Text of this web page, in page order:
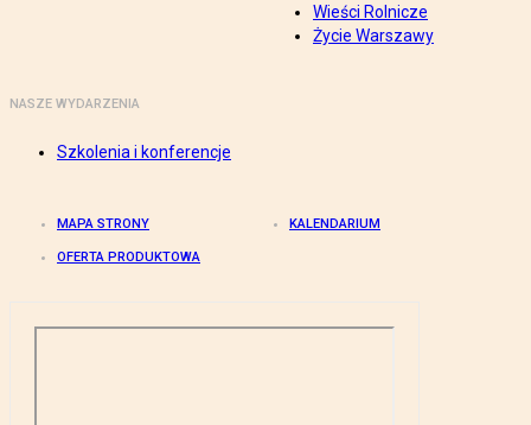
Wieści Rolnicze
Życie Warszawy
NASZE WYDARZENIA
Szkolenia i konferencje
MAPA STRONY KALENDARIUM
OFERTA PRODUKTOWA